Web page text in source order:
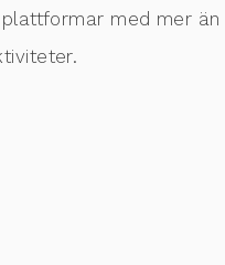
med mer än